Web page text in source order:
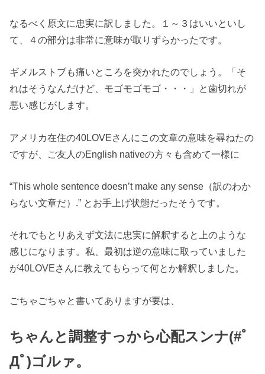
なるべく原文に忠実に訳しました。１～３はいいといし
て、４の部分は非常に意味が取りずらかったです。
ギメルストブも痛いところを突かれたのでしょう。「そ
れはそうなんだけど、モゴモゴモゴ・・・」と歯切れが
悪い感じがします。
アメリカ在住の40LOVEさんにこの文章の意味を尋ねたの
ですが、ご友人のEnglish nativeの方々も含めて一様に
“This whole sentence doesn’t make any sense（訳のわか
らない文章だ）.” とお手上げ状態だったそうです。
それでもとりあえず文法に忠実に解釈すると上のような
感じになります。私、最初は逆の意味に取っていました
が40LOVEさんに教えてもらって何とか解釈しました。
ごちゃごちゃと書いてありますが要は、
ちゃんと調整すっから心配スンナ(#ﾟ
Дﾟ)ゴルァ。